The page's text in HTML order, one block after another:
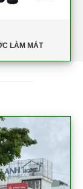
LÀM MÁT